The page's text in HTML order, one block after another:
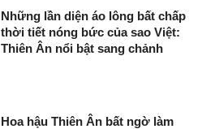
Những lần diện áo lông bất chấp
thời tiết nóng bức của sao Việt:
Thiên Ân nổi bật sang chảnh
Hoa hậu Thiên Ân bất ngờ làm